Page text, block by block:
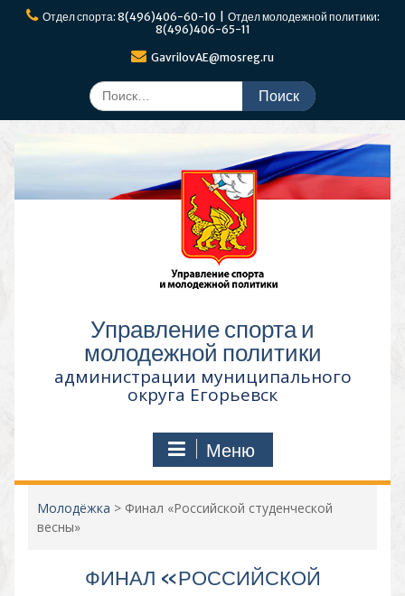
ПерейтиОтдел спорта: 8(496)406-60-10 | Отдел молодежной политики:
8(496)406-65-11
GavrilovAE@mosreg.ru
Поиск
по:
Управление спорта и
молодежной политики
администрации муниципального
округа Егорьевск
Меню
Молодёжка > Финал «Российской студенческой
весны»
ФИНАЛ «РОССИЙСКОЙ